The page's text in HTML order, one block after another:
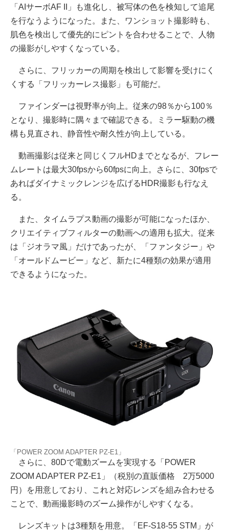
「AIサーボAF II」も進化し、被写体の色を検知して追尾
を行なうようになった。また、ワンショット撮影時も、
肌色を検出して優先的にピントを合わせることで、人物
の撮影がしやすくなっている。
さらに、フリッカーの周期を検出して影響を受けにく
くする「フリッカーレス撮影」も可能だ。
ファインダーは視野率が向上。従来の98％から100％
となり、撮影時に隅々まで確認できる。ミラー駆動の機
構も見直され、静音性や耐久性が向上している。
動画撮影は従来と同じくフルHDまでとなるが、フレー
ムレートは最大30fpsから60fpsに向上。さらに、30fpsで
あればダイナミックレンジを広げるHDR撮影も行なえ
る。
また、タイムラプス動画の撮影が可能になったほか、
クリエイティブフィルターの動画への適用も拡大。従来
は「ジオラマ風」だけであったが、「ファンタジー」や
「オールドムービー」など、新たに4種類の効果が適用
できるようになった。
「POWER ZOOM ADAPTER PZ-E1」
さらに、80Dで電動ズームを実現する「POWER
ZOOM ADAPTER PZ-E1」（税別の直販価格 2万5000
円）を用意しており、これと対応レンズを組み合わせる
ことで、動画撮影時のズーム操作がしやすくなる。
レンズキットは3種類を用意。「EF-S18-55 STM」が